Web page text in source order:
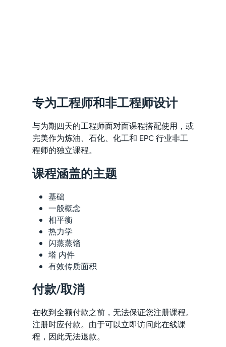
专为工程师和非工程师设计
与为期四天的工程师面对面课程搭配使用，或
完美作为炼油、石化、化工和 EPC 行业非工
程师的独立课程。
课程涵盖的主题
基础
一般概念
相平衡
热力学
闪蒸蒸馏
塔 内件
有效传质面积
付款/取消
在收到全额付款之前，无法保证您注册课程。
注册时应付款。由于可以立即访问此在线课
程，因此无法退款。